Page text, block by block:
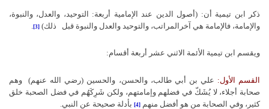
ذكر ابن تيمية أن: (أصول الدين عند الإمامية أربعة: التوحيد، والعدل، والنبوة،
والإمامة، فالإمامة هي آخرالمراتب، والتوحيد والعدل والنبوة قبل
ذلك) [3]
ويقسم ابن تيمية الأئمة الاثني عشر أربعة أقسام:
القسم الأول: علي بن أبي طالب، والحسن، والحسين (رضي الله عنهم)
وهم
صحابة أجلاء، لا يُشَكّ في فضلهم وإمامتهم، ولكن شَرِكَهُم في فضل الصحبة خلق
كثير، وفي الصحابة من هو أفضل منهم [4] بأدلة صحيحة عن النبي.